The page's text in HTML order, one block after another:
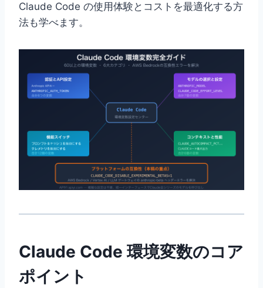
Claude Code の使用体験とコストを最適化する方
法も学べます。
Claude Code 環境変数のコア
ポイント